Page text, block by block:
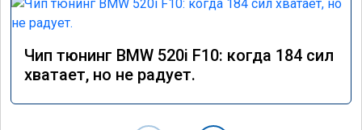
Чип тюнинг BMW 520i F10: когда 184 сил
хватает, но не радует.